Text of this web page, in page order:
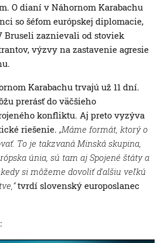
O dianí v Náhornom Karabachu
so šéfom európskej diplomacie,
Bruseli zaznievali od stoviek
výzvy na zastavenie agresie
Karabachu trvajú už 11 dní.
prerásť do väčšieho
konfliktu. Aj preto vyzýva
riešenie. „Máme formát, ktorý o
To je takzvaná Minská skupina,
únia, sú tam aj Spojené štáty a
si môžeme dovoliť ďalšiu veľkú
tvrdí slovenský europoslanec